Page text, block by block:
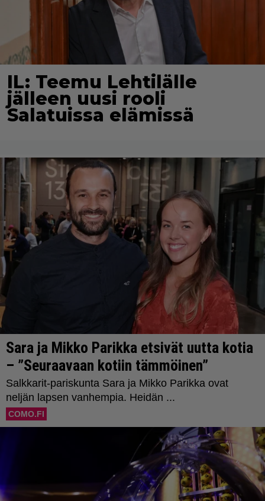
IL: Teemu Lehtilälle
jälleen uusi rooli
Salatuissa elämissä